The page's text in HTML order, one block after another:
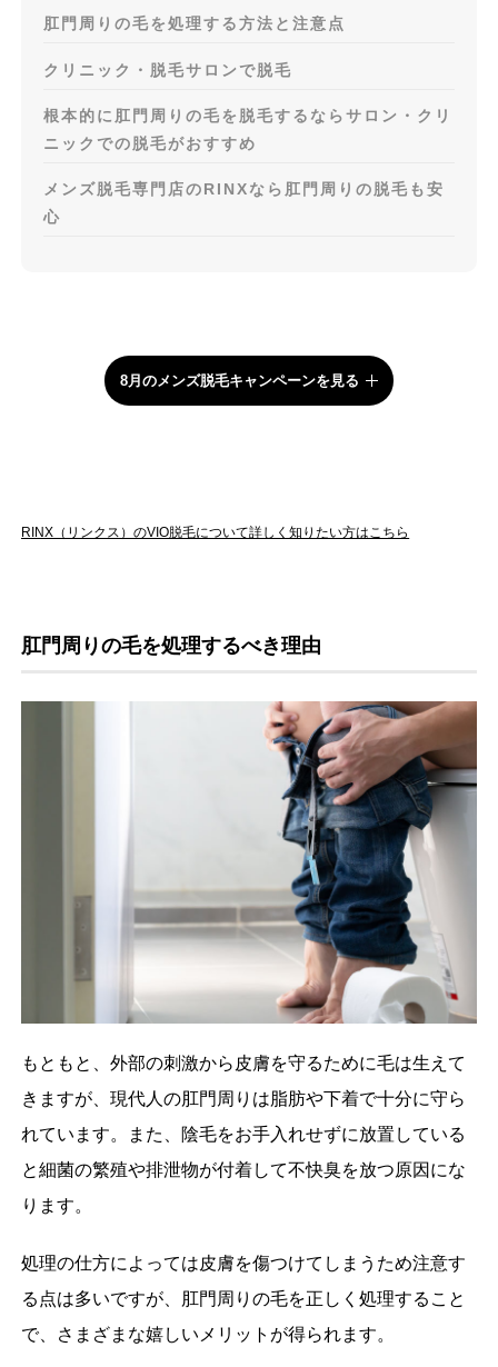
肛門周りの毛を処理する方法と注意点
クリニック・脱毛サロンで脱毛
根本的に肛門周りの毛を脱毛するならサロン・クリ
ニックでの脱毛がおすすめ
メンズ脱毛専門店のRINXなら肛門周りの脱毛も安
心
8月のメンズ脱毛キャンペーンを見る
RINX（リンクス）のVIO脱毛について詳しく知りたい方はこちら
肛門周りの毛を処理するべき理由
もともと、外部の刺激から皮膚を守るために毛は生えて
きますが、現代人の肛門周りは脂肪や下着で十分に守ら
れています。また、陰毛をお手入れせずに放置している
と細菌の繁殖や排泄物が付着して不快臭を放つ原因にな
ります。
処理の仕方によっては皮膚を傷つけてしまうため注意す
る点は多いですが、肛門周りの毛を正しく処理すること
で、さまざまな嬉しいメリットが得られます。